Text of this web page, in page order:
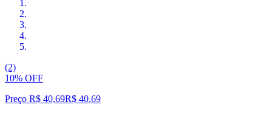
(2)
10% OFF
Preço R$ 40,69R$ 40,69